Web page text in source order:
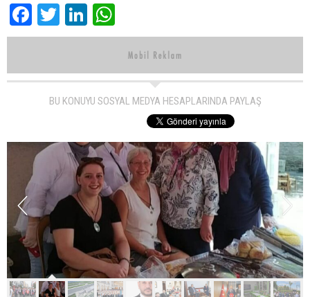
Facebook
TwitterLinkedIn
BU KONUYU SOSYAL MEDYA HESAPLARINDA PAYLAŞ